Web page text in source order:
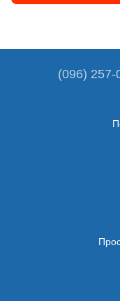
(096) 257-